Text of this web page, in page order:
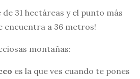
31 hectáreas y el punto más
encuentra a 36 metros!
montañas:
es la que ves cuando te pones